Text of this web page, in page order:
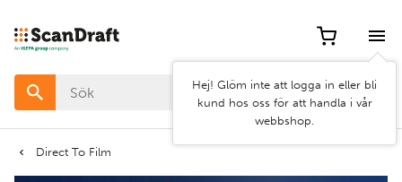
Hej! Glöm inte att logga in eller bli
kund hos oss för att handla i vår
webbshop.
Direct To Film
Filter
Färg